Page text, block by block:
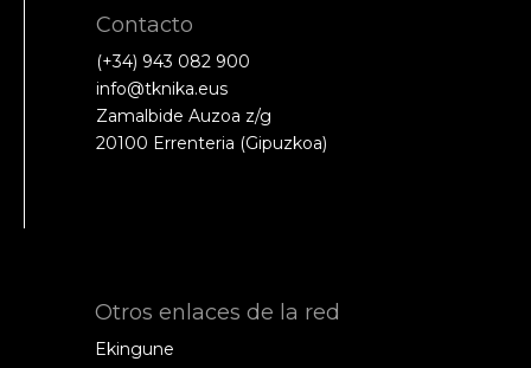
Contacto
(+34) 943 082 900
info@tknika.eus
Zamalbide Auzoa z/g
20100 Errenteria (Gipuzkoa)
Otros enlaces de la red
Ekingune